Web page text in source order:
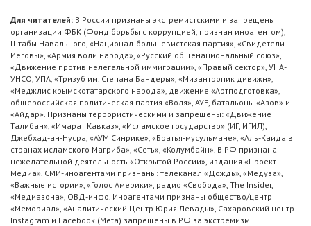
Для читателей: В России признаны экстремистскими и запрещены
организации ФБК (Фонд борьбы с коррупцией, признан иноагентом),
Штабы Навального, «Национал-большевистская партия», «Свидетели
Иеговы», «Армия воли народа», «Русский общенациональный союз»,
«Движение против нелегальной иммиграции», «Правый сектор», УНА-
УНСО, УПА, «Тризуб им. Степана Бандеры», «Мизантропик дивижн»,
«Меджлис крымскотатарского народа», движение «Артподготовка»,
общероссийская политическая партия «Воля», АУЕ, батальоны «Азов» и
«Айдар». Признаны террористическими и запрещены: «Движение
Талибан», «Имарат Кавказ», «Исламское государство» (ИГ, ИГИЛ),
Джебхад-ан-Нусра, «АУМ Синрике», «Братья-мусульмане», «Аль-Каида в
странах исламского Магриба», «Сеть», «Колумбайн». В РФ признана
нежелательной деятельность «Открытой России», издания «Проект
Медиа». СМИ-иноагентами признаны: телеканал «Дождь», «Медуза»,
«Важные истории», «Голос Америки», радио «Свобода», The Insider,
«Медиазона», ОВД-инфо. Иноагентами признаны общество/центр
«Мемориал», «Аналитический Центр Юрия Левады», Сахаровский центр.
Instagram и Facebook (Metа) запрещены в РФ за экстремизм.